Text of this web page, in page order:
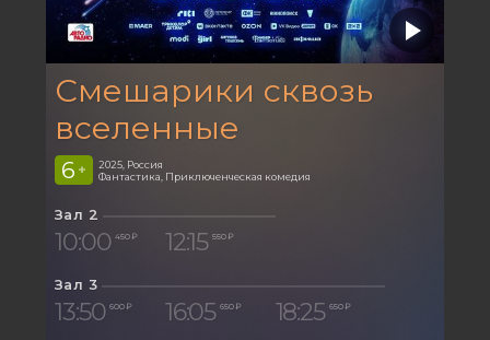
Смешарики сквозь
вселенные
6 +
2025, Россия
Фантастика, Приключенческая комедия
Зал 2
10:00 450 ₽ 12:15 550 ₽
Зал 3
13:50 600 ₽ 16:05 650 ₽ 18:25 650 ₽